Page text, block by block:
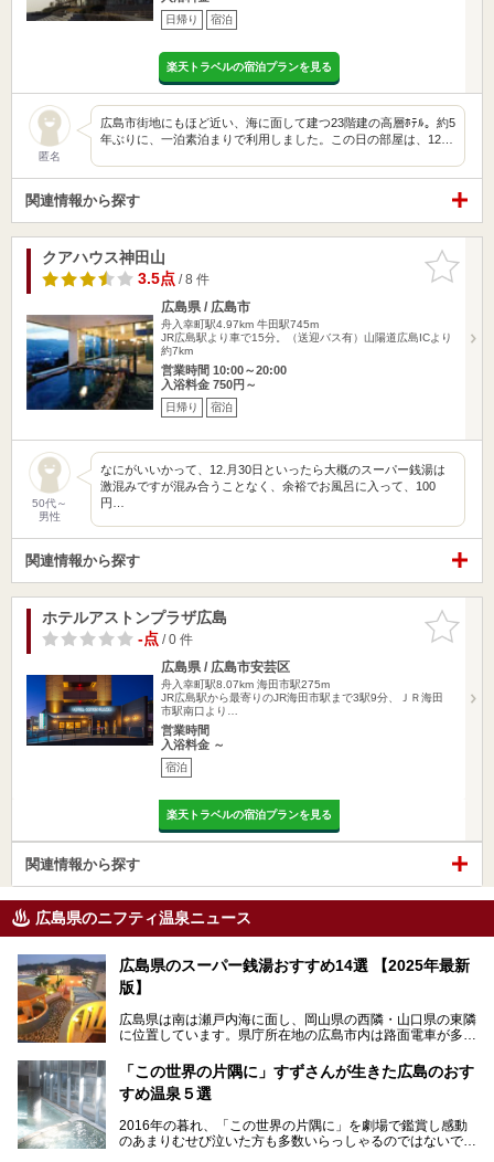
日帰り 宿泊
楽天トラベルの宿泊プランを見る
匿名
広島市街地にもほど近い、海に面して建つ23階建の高層ﾎﾃﾙ。約5
年ぶりに、一泊素泊まりで利用しました。この日の部屋は、12…
関連情報から探す
お気に入
りに追加
クアハウス神田山
3.5点/ 8 件
広島県 / 広島市
舟入幸町駅4.97km 牛田駅745m
JR広島駅より車で15分。（送迎バス有）山陽道広島ICより
約7km
営業時間 10:00～20:00
入浴料金 750円～
日帰り 宿泊
50代～
男性
なにがいいかって、12.月30日といったら大概のスーパー銭湯は
激混みですが混み合うことなく、余裕でお風呂に入って、100
円…
関連情報から探す
お気に入
りに追加
ホテルアストンプラザ広島
-点/ 0 件
広島県 / 広島市安芸区
舟入幸町駅8.07km 海田市駅275m
JR広島駅から最寄りのJR海田市駅まで3駅9分、ＪＲ海田
市駅南口より…
営業時間
入浴料金 ～
宿泊
楽天トラベルの宿泊プランを見る
関連情報から探す
広島県のニフティ温泉ニュース
広島県のスーパー銭湯おすすめ14選 【2025年最新
版】
広島県は南は瀬戸内海に面し、岡山県の西隣・山口県の東隣
に位置しています。県庁所在地の広島市内は路面電車が多数
厳島神社と原爆ドームの2つの世界文化遺産があり、年間を
通して多数の観光客が訪れます。工業都市として栄えた呉市
や、坂の町・尾道市など、ゆっくり訪れたい町や観光スポッ
モン、全国にファンが多い広島風お好み焼きなどのグルメも
充実。
「この世界の片隅に」すずさんが生きた広島のおす
すめ温泉５選
2016年の暮れ、「この世界の片隅に」を劇場で鑑賞し感動
のあまりむせび泣いた方も多数いらっしゃるのではないでし